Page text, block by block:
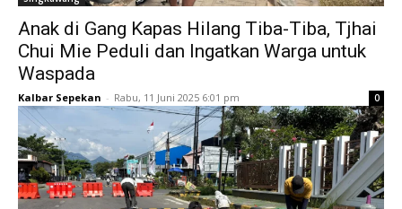
Anak di Gang Kapas Hilang Tiba-Tiba, Tjhai
Chui Mie Peduli dan Ingatkan Warga untuk
Waspada
Kalbar Sepekan - Rabu, 11 Juni 2025 6:01 pm 0